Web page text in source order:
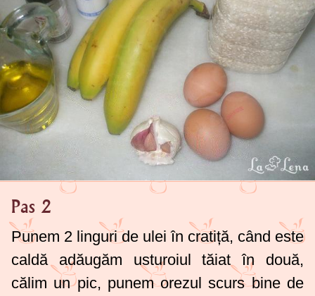
Pas 2
Punem 2 linguride ulei în cratiță, când este
caldă adăugăm usturoiul tăiat în două,
călim un pic, punem orezul scurs bine de